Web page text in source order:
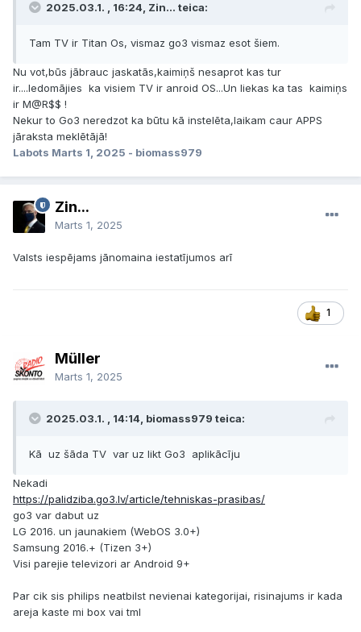
2025.03.1. , 16:24, Zin... teica:
Tam TV ir Titan Os, vismaz go3 vismaz esot šiem.
Nu vot,būs jābrauc jaskatās,kaimiņš nesaprot kas tur
ir....Iedomājies ka visiem TV ir anroid OS...Un liekas ka tas kaimiņs
ir M@R$$ !
Nekur to Go3 neredzot ka būtu kā instelēta,laikam caur APPS
jāraksta meklētājā!
Labots Marts 1, 2025 - biomass979
Zin...
Marts 1, 2025
Valsts iespējams jānomaina iestatījumos arī
1
Müller
Marts 1, 2025
2025.03.1. , 14:14, biomass979 teica:
Kā uz šāda TV var uz likt Go3 aplikācīju
Nekadi
https://palidziba.go3.lv/article/tehniskas-prasibas/
go3 var dabut uz
LG 2016. un jaunakiem (WebOS 3.0+)
Samsung 2016.+ (Tizen 3+)
Visi parejie televizori ar Android 9+
Par cik sis philips neatbilst nevienai kategorijai, risinajums ir kada
areja kaste mi box vai tml